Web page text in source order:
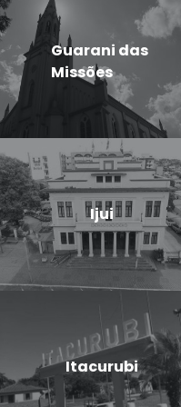
Guarani das
Missões
Ijui
Itacurubi